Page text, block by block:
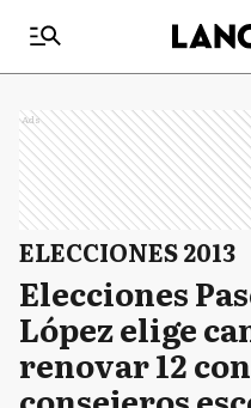
Ads
ELECCIONES 2013
Elecciones
López elige
renovar 12